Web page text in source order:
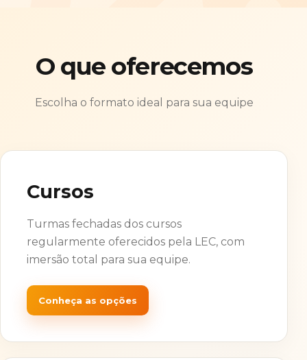
O que oferecemos
Escolha o formato ideal para sua equipe
Cursos
Turmas fechadas dos cursos
regularmente oferecidos pela LEC, com
imersão total para sua equipe.
Conheça as opções